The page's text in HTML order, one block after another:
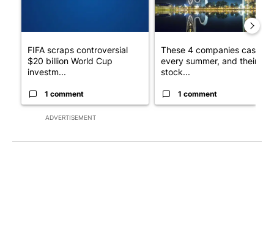
ADVERTISEMENT
FIFA scraps controversial
$20 billion World Cup
investm...
1 comment
These 4 companies cash in
every summer, and their
stock...
1 comment